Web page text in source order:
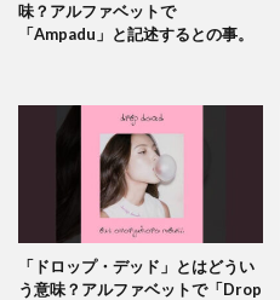
味？アルファベットで
「Ampadu」と記述するとの事。
「ドロップ・デッド」とはどうい
う意味？アルファベットで「Drop